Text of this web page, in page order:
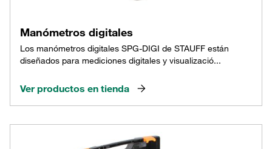
Manómetros digitales
Los manómetros digitales SPG-DIGI de STAUFF están
diseñados para mediciones digitales y visualizació...
Ver productos en tienda